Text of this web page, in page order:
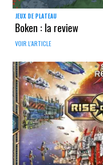
JEUX DE PLATEAU
Boken : la review
VOIR L'ARTICLE